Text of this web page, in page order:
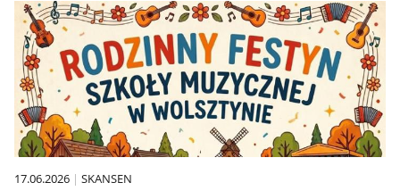
17.06.2026 SKANSEN